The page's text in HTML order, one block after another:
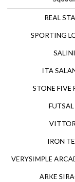
REAL
SPORTING
ITA
STONE FIVE
FUTSAL
IRON
VERYSIMPLE
ARKE